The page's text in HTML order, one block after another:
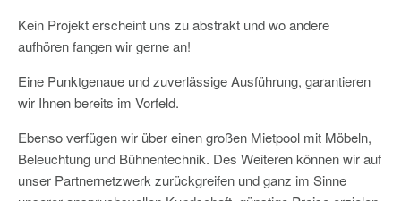
Kein Projekt erscheint uns zu abstrakt und wo andere
aufhören fangen wir gerne an!
Eine Punktgenaue und zuverlässige Ausführung, garantieren
wir Ihnen bereits im Vorfeld.
Ebenso verfügen wir über einen großen Mietpool mit Möbeln,
Beleuchtung und Bühnentechnik. Des Weiteren können wir auf
unser Partnernetzwerk zurückgreifen und ganz im Sinne